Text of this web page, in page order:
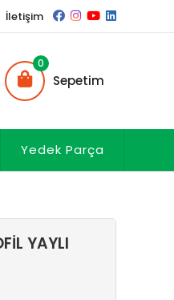
İletişim
Sepetim
0
Yedek Parça
YAYLI